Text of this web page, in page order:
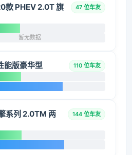
款 PHEV 2.0T 旗
47 位车友
暂无数据
能版豪华型 110 位车友
系列 2.0TM 两
144 位车友